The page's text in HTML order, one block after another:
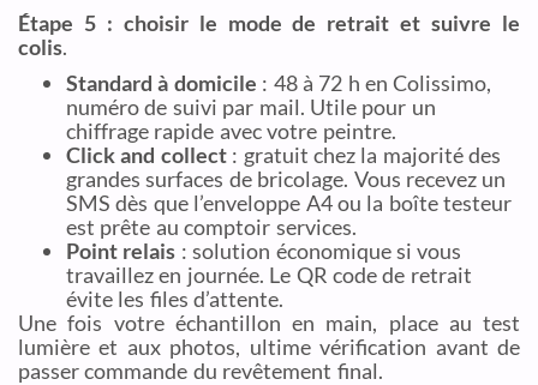
Étape 5 : choisir le mode de retrait et suivre le
colis.
Standard à domicile : 48 à 72 h en Colissimo,
numéro de suivi par mail. Utile pour un
chiffrage rapide avec votre peintre.
Click and collect: gratuit chez la majorité des
grandes surfaces de bricolage. Vous recevez un
SMS dès que l’enveloppe A4 ou la boîte testeur
est prête au comptoir services.
Point relais : solution économique si vous
travaillez en journée. Le QR code de retrait
évite les files d’attente.
Une fois votre échantillon en main, place au test
lumière et aux photos, ultime vérification avant de
passer commande du revêtement final.